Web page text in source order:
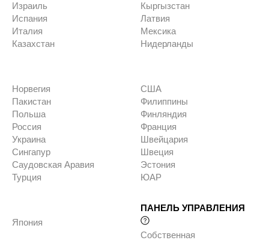
Израиль
Испания
Италия
Казахстан
Кыргызстан
Латвия
Мексика
Нидерланды
Норвегия
Пакистан
Польша
Россия
Украина
Сингапур
Саудовская Аравия
Турция
США
Филиппины
Финляндия
Франция
Швейцария
Швеция
Эстония
ЮАР
Япония
ПАНЕЛЬ УПРАВЛЕНИЯ
Собственная